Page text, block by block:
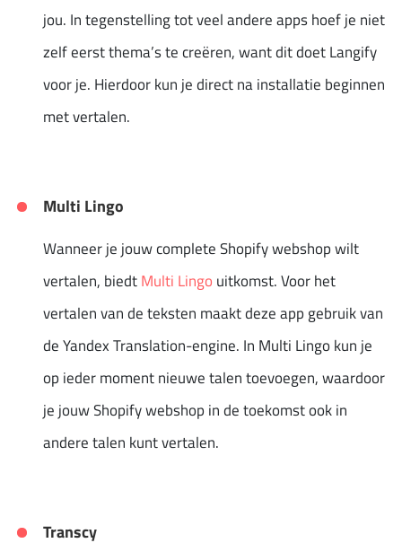
jou. In tegenstelling tot veel andere apps hoef je niet
zelf eerst thema’s te creëren, want dit doet Langify
voor je. Hierdoor kun je direct na installatie beginnen
met vertalen.
Multi Lingo
Wanneer je jouw complete Shopify webshop wilt
vertalen, biedtMulti Lingo uitkomst. Voor het
vertalen van de teksten maakt deze app gebruik van
de Yandex Translation-engine. In Multi Lingo kun je
op ieder moment nieuwe talen toevoegen, waardoor
je jouw Shopify webshop in de toekomst ook in
andere talen kunt vertalen.
Transcy